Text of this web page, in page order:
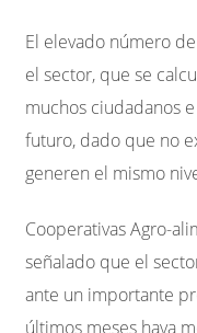
El elevado número
el sector, que se
muchos ciudadanos
futuro, dado que no
generen el mismo
Cooperativas Agro-
señalado que el
ante un importante
últimos meses haya